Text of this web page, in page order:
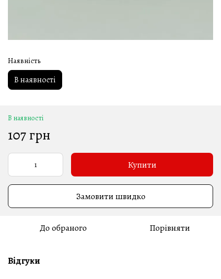
Наявність
В наявності
В наявності
107 грн
Купити
Замовити швидко
До обраного Порівняти
Відгуки